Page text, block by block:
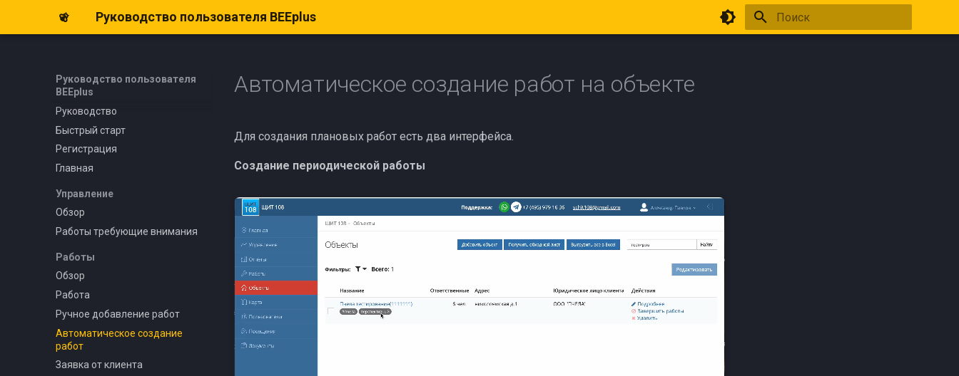
Руководство пользователя BEEplus
Руководство пользователя
BEEplus
Руководство
Быстрый старт
Регистрация
Главная
Управление
Обзор
Работы требующие внимания
Работы
Обзор
Работа
Ручное добавление работ
Автоматическое создание
работ
Заявка от клиента
Автоматическое создание работ на объекте
Для создания плановых работ есть два интерфейса.
Создание периодической работы